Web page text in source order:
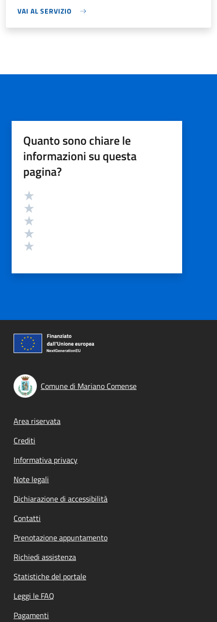
VAI AL SERVIZIO
Quanto sono chiare le
informazioni su questa
pagina?
Valutazione
Comune di Mariano Comense
Footer menu
Area riservata
Crediti
Informativa privacy
Note legali
Dichiarazione di accessibilità
Contatti
Prenotazione appuntamento
Richiedi assistenza
Statistiche del portale
Leggi le FAQ
Pagamenti